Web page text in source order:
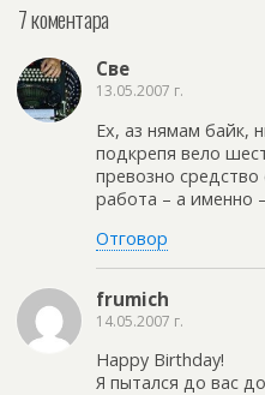
7 коментара
Све
13.05.2007 г.
Ех, аз нямам байк,
подкрепя вело
превозно
работа – а именно
Отговор
frumich
14.05.2007 г.
Happy Birthday!
Я пытался до вас